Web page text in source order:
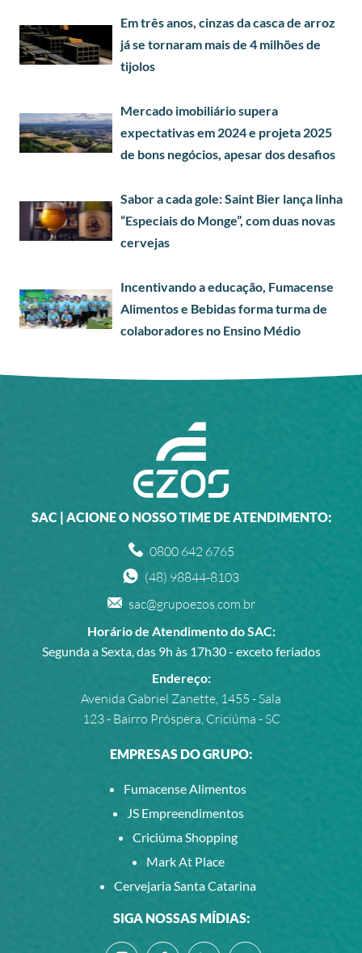
Em três anos, cinzas da casca de arroz
já se tornaram mais de 4 milhões de
tijolos
Mercado imobiliário supera
expectativas em 2024 e projeta 2025
de bons negócios, apesar dos desafios
Sabor a cada gole: Saint Bier lança linha
“Especiais do Monge”, com duas novas
cervejas
Incentivando a educação, Fumacense
Alimentos e Bebidas forma turma de
colaboradores no Ensino Médio
SAC | ACIONE O NOSSO TIME DE ATENDIMENTO:
0800 642 6765
(48) 98844-8103
sac@grupoezos.com.br
Horário de Atendimento do SAC:
Segunda a Sexta, das 9h às 17h30 - exceto feriados
Endereço:
Avenida Gabriel Zanette, 1455 - Sala
123 - Bairro Próspera, Criciúma - SC
EMPRESAS DO GRUPO:
Fumacense Alimentos
JS Empreendimentos
Criciúma Shopping
Mark At Place
Cervejaria Santa Catarina
SIGA NOSSAS MÍDIAS: